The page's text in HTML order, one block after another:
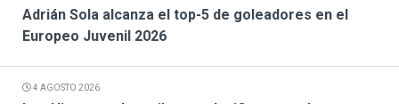
Adrián Sola alcanza el top-5 de goleadores en el
Europeo Juvenil 2026
4 AGOSTO 2026